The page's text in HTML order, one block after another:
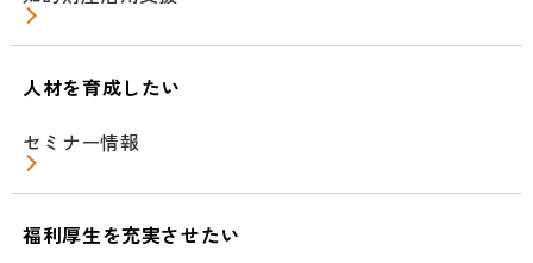
人材を育成したい
セミナー情報
福利厚生を充実させたい